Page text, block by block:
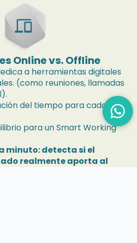
Online vs. Offline
devices
a herramientas digitales
(como reuniones, llamadas
del tiempo para cada tipo
para un Smart Working
minuto: detecta si el
realmente aporta al